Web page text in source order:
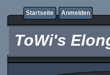
Startseite Anmelden
ToWi's